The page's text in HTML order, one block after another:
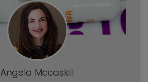
Angela Mccaskill